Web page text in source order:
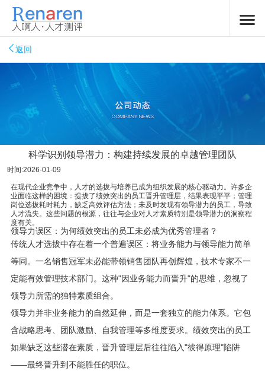
返回
科学识别领导潜力：构建持续发展的卓越管理团队
时间:2026-01-09
在现代企业竞争中，人才的选拔与培养已成为组织发展的核心驱动力。许多企
业面临这样的困境：提拔了绩效突出的员工晋升管理层，结果表现平平；管理
岗位选拔耗时耗力，缺乏高效评估方法；未及时发现有领导潜力的员工，导致
人才流失。这些问题的根源，往往与企业对人才素质特别是领导潜力的洞察程
度有关。
领导力误区：为何绩效突出的员工未必成为优秀管理者？
传统人才选拔中存在着一个普遍误区：将业务能力与领导能力简单
等同。一名销售冠军未必能带领销售团队再创辉煌，技术专家不一
定能有效管理技术部门。这种"因业务能力而晋升"的思维，忽视了
领导力所需的独特素质组合。
领导力并非业务能力的自然延伸，而是一套独立的能力体系。它包
含战略思考、团队激励、自我管理等多维度要求。绩效突出的员工
如果缺乏这些潜在素质，晋升管理层后往往陷入"彼得原理"陷阱
——最终晋升到不能胜任的职位。